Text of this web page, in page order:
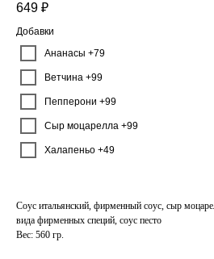
649 ₽
Добавки
Ананасы +79
Ветчина +99
Пепперони +99
Сыр моцарелла +99
Халапеньо +49
Соус итальянский, фирменный соус, сыр
вида фирменных специй, соус песто
Вес: 560 гр.